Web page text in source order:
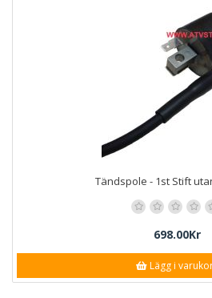
Tändspole - 1st Stift
698.00Kr
Lägg i